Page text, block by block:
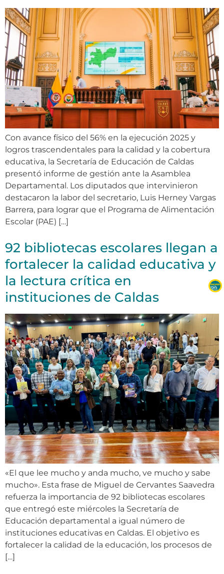
Con avance físico del 56% en la ejecución 2025 y
logros trascendentales para la calidad y la cobertura
educativa, la Secretaría de Educación de Caldas
presentó informe de gestión ante la Asamblea
Departamental. Los diputados que intervinieron
destacaron la labor del secretario, Luis Herney Vargas
Barrera, para lograr que el Programa de Alimentación
Escolar (PAE) […]
92 bibliotecas escolares llegan a
fortalecer la calidad educativa y
la lectura crítica en
instituciones de Caldas
«El que lee mucho y anda mucho, ve mucho y sabe
mucho». Esta frase de Miguel de Cervantes Saavedra
refuerza la importancia de 92 bibliotecas escolares
que entregó este miércoles la Secretaría de
Educación departamental a igual número de
instituciones educativas en Caldas. El objetivo es
fortalecer la calidad de la educación, los procesos de
[…]